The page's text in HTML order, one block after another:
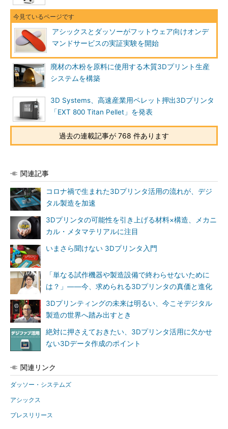
アシックスとダッソーがフットウェア向けオンデ
マンドサービスの実証実験を開始
廃材の木粉を原料に使用する木質3Dプリント生産
システムを構築
3D Systems、高速産業用ペレット押出3Dプリンタ
「EXT 800 Titan Pellet」を発表
過去の連載記事が 768 件あります
関連記事
コロナ禍で生まれた3Dプリンタ活用の流れが、デジ
タル製造を加速
3Dプリンタの可能性を引き上げる材料×構造、メカニ
カル・メタマテリアルに注目
いまさら聞けない 3Dプリンタ入門
「単なる試作機器や製造設備で終わらせないために
は？」――今、求められる3Dプリンタの真価と進化
3Dプリンティングの未来は明るい、今こそデジタル
製造の世界へ踏み出すとき
絶対に押さえておきたい、3Dプリンタ活用に欠かせ
ない3Dデータ作成のポイント
関連リンク
ダッソー・システムズ
アシックス
プレスリリース